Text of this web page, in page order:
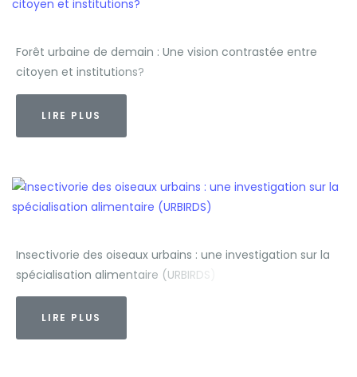
Forêt urbaine de demain : Une vision contrastée entre
citoyen et institutions?
LIRE PLUS
Insectivorie des oiseaux urbains : une investigation sur la
spécialisation alimentaire (URBIRDS)
LIRE PLUS